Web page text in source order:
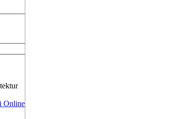
Online